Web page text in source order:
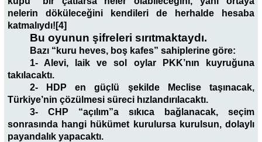
nelerin döküleceğini kendileri de herhalde hesaba
katmalıydı![4]
Bu oyunun şifreleri sırıtmaktaydı.
Bazı “kuru heves, boş kafes” sahiplerine göre:
1- Alevi, laik ve sol oylar PKK’nın kuyruğuna
takılacaktı.
2- HDP en güçlü şekilde Meclise taşınacak,
Türkiye’nin çözülmesi süreci hızlandırılacaktı.
3- CHP “açılım”a sıkıca bağlanacak, seçim
sonrasında hangi hükümet kurulursa kurulsun, dolaylı
payandalık yapacaktı.